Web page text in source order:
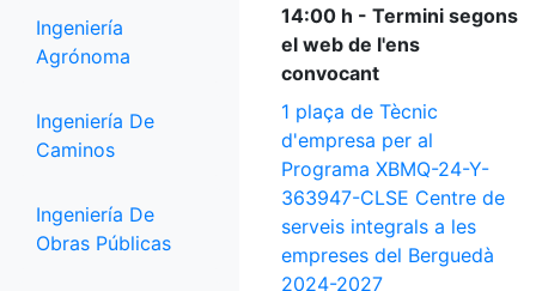
Ingeniería
Agrónoma
Ingeniería De
Caminos
Ingeniería De
Obras Públicas
14:00 h - Termini segons
el web de l'ens
convocant
1 plaça de Tècnic
d'empresa per al
Programa XBMQ-24-Y-
363947-CLSE Centre de
serveis integrals a les
empreses del Berguedà
2024-2027